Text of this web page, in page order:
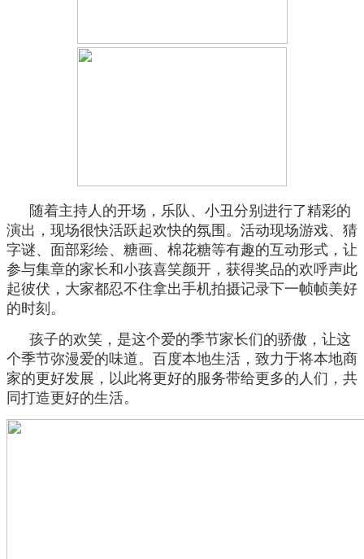
随着主持人的开场，乐队、小丑分别进行了精彩的
演出，现场很快活跃起欢快的氛围。活动现场游戏、猜
字谜、面部彩绘、糖画、棉花糖等有趣的互动形式，让
参与集章的家长和小孩喜笑颜开，获得奖品的欢呼声此
起彼伏，大家都忍不住拿出手机拍摄记录下一帧帧美好
的时刻。
孩子的欢笑，是这个爱的季节家长们的骄傲，让这
个季节弥漫爱的味道。百度本地生活，致力于将本地商
家的更好发展，以此将更好的服务带给更多的人们，共
同打造更好的生活。